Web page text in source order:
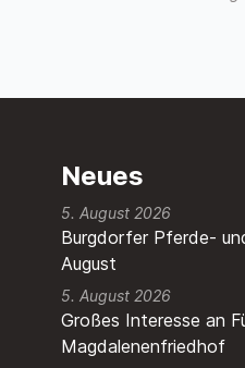
Neues
Burgdorfer Pferde-
August
5. August 2026
Großes Interesse an
Magdalenenfriedhof
5. August 2026